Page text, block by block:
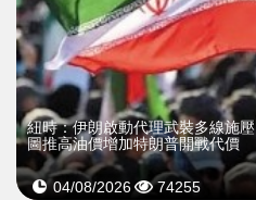
紐時：伊朗啟動代理武裝多線施壓
圖推高油價增加特朗普開戰代價
04/08/2026 74255